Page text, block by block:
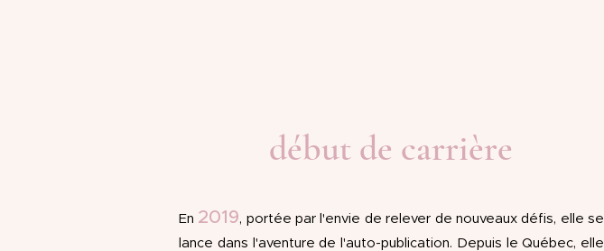
En 2019, portée par l'envie de relever de nouveaux défis, elle se
lance dans l'aventure de l'auto-publication. Depuis le Québec, elle
début de carrière